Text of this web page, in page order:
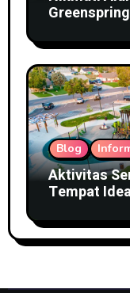
Blog
Aktivitas
Tempat